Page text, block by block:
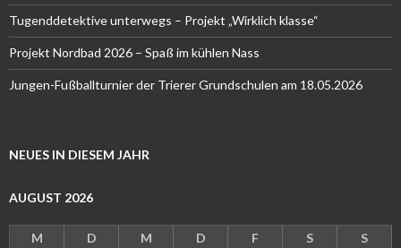
Tugenddetektive unterwegs – Projekt „Wirklich klasse“
Projekt Nordbad 2026 – Spaß im kühlen Nass
Jungen-Fußballturnier der Trierer Grundschulen am 18.05.2026
NEUES IN DIESEM JAHR
AUGUST 2026
M D M D F S
S